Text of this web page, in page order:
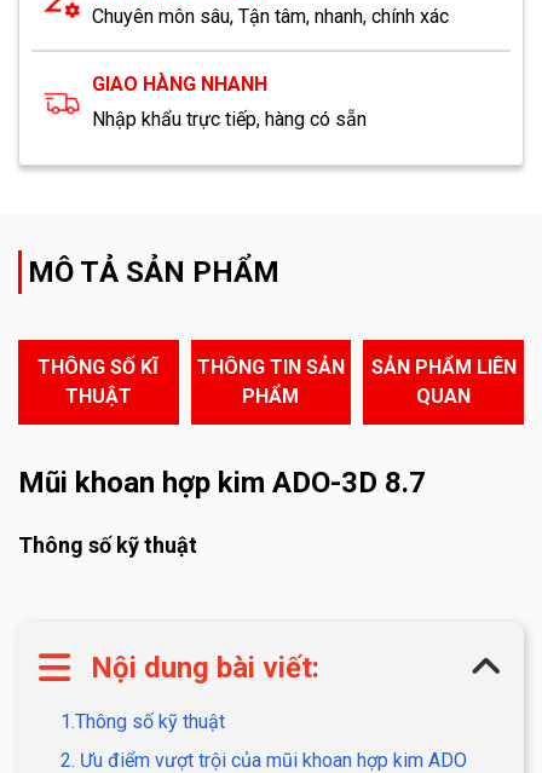
Chuyên môn sâu, Tận tâm, nhanh, chính xác
GIAO HÀNG NHANH
Nhập khẩu trực tiếp, hàng có sẵn
MÔ TẢ SẢN PHẨM
THÔNG SỐ KĨ
THUẬT
THÔNG TIN SẢN
PHẨM
SẢN PHẨM LIÊN
QUAN
Mũi khoan hợp kim ADO-3D 8.7
Thông số kỹ thuật
Nội dung bài viết:
1.Thông số kỹ thuật
2. Ưu điểm vượt trội của mũi khoan hợp kim ADO